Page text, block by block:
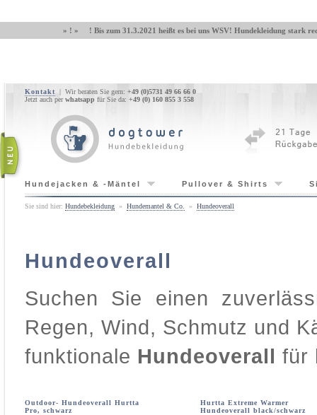
» ! » ! Bis zum 31.3.2021 heißt es bei uns WSV! Hundekleidung stark
Kontakt | Wir beraten Sie gern: +49 (0)5731 49 66 66 0
Jetzt auch perwhatsapp für Sie da: +49 (0) 160 855 3 558
Hundejacken & -Mäntel Pullover & Shirts
Sie sind hier: Hundebekleidung » Hundemantel & Co. » Hundeoverall
Hundeoverall
Suchen Sie einen
Regen, Wind, Schmutz und
funktionale Hundeoverall für
Outdoor- Hundeoverall Hurtta
Pro, schwarz
Hurtta Extreme Warmer
Hundeoverall black/schwarz